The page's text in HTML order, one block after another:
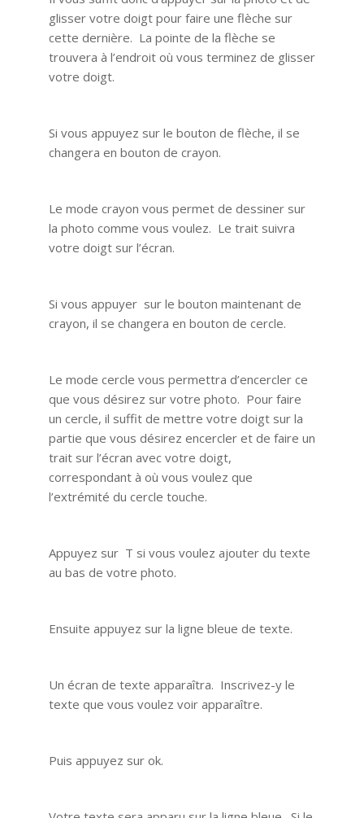
glisser votre doigt pour faire une flèche sur
cette dernière. La pointe de la flèche se
trouvera à l’endroit où vous terminez de glisser
votre doigt.
Si vous appuyez sur le bouton de flèche, il se
changera en bouton de crayon.
Le mode crayon vous permet de dessiner sur
la photo comme vous voulez. Le trait suivra
votre doigt sur l’écran.
Si vous appuyer sur le bouton maintenant de
crayon, il se changera en bouton de cercle.
Le mode cercle vous permettra d’encercler ce
que vous désirez sur votre photo. Pour faire
un cercle, il suffit de mettre votre doigt sur la
partie que vous désirez encercler et de faire un
trait sur l’écran avec votre doigt,
correspondant à où vous voulez que
l’extrémité du cercle touche.
Appuyez sur T si vous voulez ajouter du texte
au bas de votre photo.
Ensuite appuyez sur la ligne bleue de texte.
Un écran de texte apparaîtra. Inscrivez-y le
texte que vous voulez voir apparaître.
Puis appuyez sur ok.